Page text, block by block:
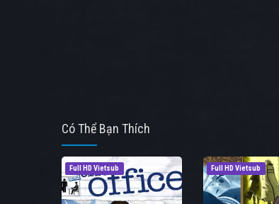
Có Thể Bạn Thích
Full HD Vietsub Full HD Vietsub